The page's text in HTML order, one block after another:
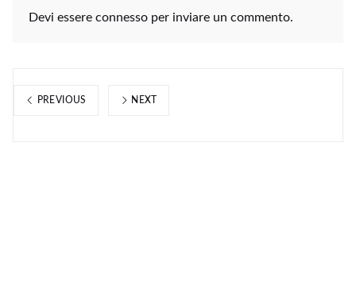
Devi essere connesso per inviare un commento.
PREVIOUS NEXT